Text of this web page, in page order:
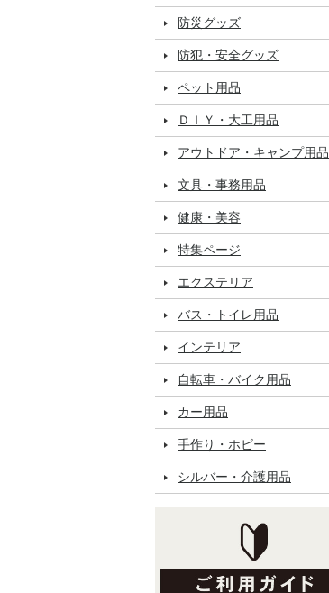
防災グッズ
防犯・安全グッズ
ペット用品
ＤＩＹ・大工用品
アウトドア・キャンプ用品
文具・事務用品
健康・美容
特集ページ
エクステリア
バス・トイレ用品
インテリア
自転車・バイク用品
カー用品
手作り・ホビー
シルバー・介護用品